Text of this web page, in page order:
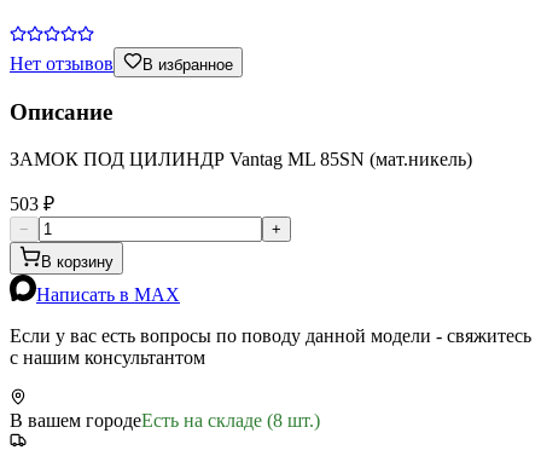
Нет отзывов В избранное
Описание
ЗАМОК ПОД ЦИЛИНДР Vantag ML 85SN (мат.никель)
503 ₽
−
+
В корзину
Написать в MAX
Если у вас есть вопросы по поводу данной модели - свяжитесь
с нашим консультантом
В вашем городеЕсть на складе (8 шт.)